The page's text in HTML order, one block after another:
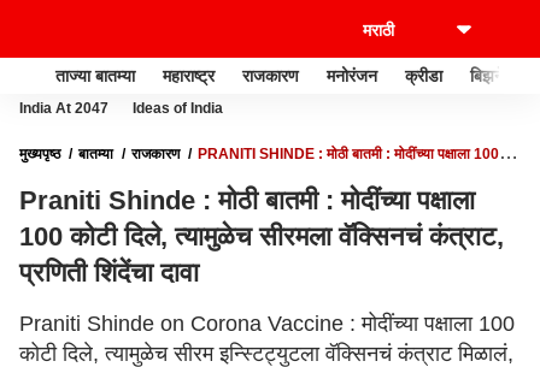
ताज्या बातम्या महाराष्ट्र राजकारण मनोरंजन क्रीडा बिझनेस
India At 2047 Ideas of India
मुख्यपृष्ठ बातम्या राजकारण
PRANITI SHINDE : मोठी बातमी : मोदींच्या पक्षाला 100
Praniti Shinde : मोठी बातमी : मोदींच्या पक्षाला
100 कोटी दिले, त्यामुळेच सीरमला वॅक्सिनचं कंत्राट,
प्रणिती शिंदेंचा दावा
Praniti Shinde on Corona Vaccine : मोदींच्या पक्षाला 100
कोटी दिले, त्यामुळेच सीरम इन्स्टिट्युटला वॅक्सिनचं कंत्राट मिळालं,